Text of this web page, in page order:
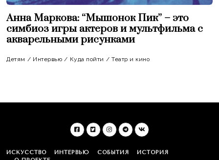
Анна Маркова: “Мышонок Пик” – это
симбиоз игры актеров и мультфильма с
акварельными рисунками
Детям / Интервью / Куда пойти / Театр и кино
ИСКУССТВО ИНТЕРВЬЮ СОБЫТИЯ
ИСТОРИЯ